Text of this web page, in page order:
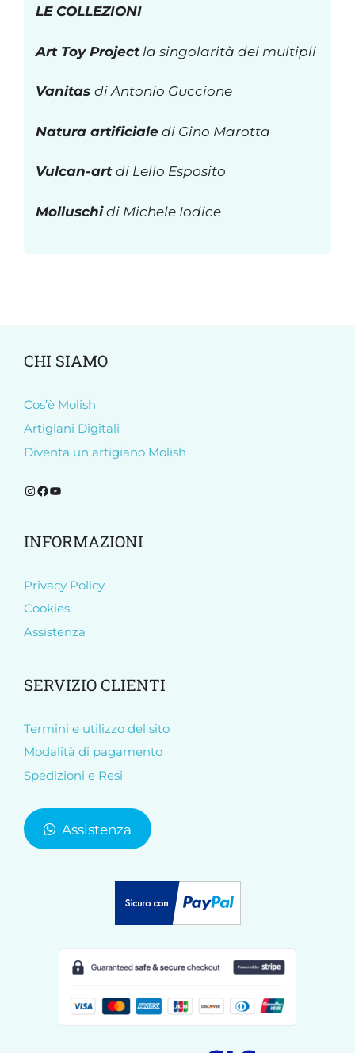
LE COLLEZIONI
Art Toy Projectla singolarità dei multipli
Vanitas di Antonio Guccione
Natura artificiale di Gino Marotta
Vulcan-art di Lello Esposito
Molluschidi Michele Iodice
CHI SIAMO
Cos’è Molish
Artigiani Digitali
Diventa un artigiano Molish
Segui Molish su Instagram
Segui Molish su Facebook
Iscriviti al nostro canale YouTube
INFORMAZIONI
Privacy Policy
Cookies
Assistenza
SERVIZIO CLIENTI
Termini e utilizzo del sito
Modalità di pagamento
Spedizioni e Resi
Assistenza